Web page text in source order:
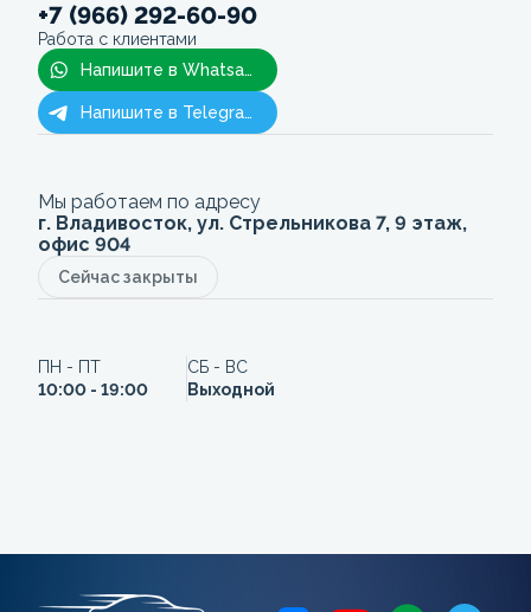
+7 (966) 292-60-90
Работа с клиентами
Напишите в Whatsapp
Напишите в Telegram
Мы работаем по адресу
г. Владивосток, ул. Стрельникова 7, 9 этаж,
офис 904
Сейчас закрыты
ПН - ПТ
10:00 - 19:00
СБ - ВС
Выходной